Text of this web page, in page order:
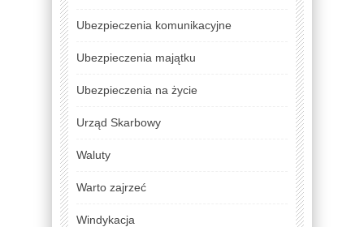
Ubezpieczenia komunikacyjne
Ubezpieczenia majątku
Ubezpieczenia na życie
Urząd Skarbowy
Waluty
Warto zajrzeć
Windykacja